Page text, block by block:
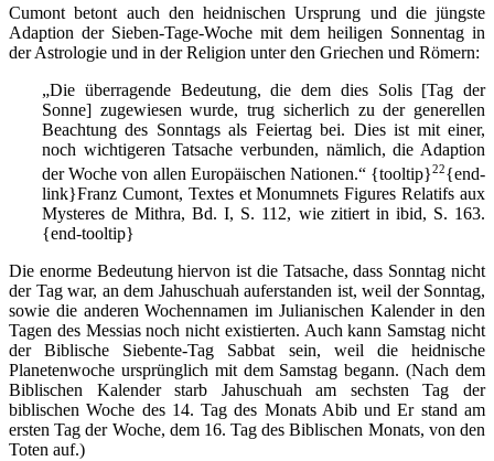
Cumont betont auch den heidnischen Ursprung und die jüngste
Adaption der Sieben-Tage-Woche mit dem heiligen Sonnentag in
der Astrologie und in der Religion unter den Griechen und Römern:
„Die überragende Bedeutung, die dem dies Solis [Tag der
Sonne] zugewiesen wurde, trug sicherlich zu der generellen
Beachtung des Sonntags als Feiertag bei. Dies ist mit einer,
noch wichtigeren Tatsache verbunden, nämlich, die Adaption
der Woche von allen Europäischen Nationen.“ {tooltip}22{end-
link}Franz Cumont, Textes et Monumnets Figures Relatifs aux
Mysteres de Mithra, Bd. I, S. 112, wie zitiert in ibid, S. 163.
{end-tooltip}
Die enorme Bedeutung hiervon ist die Tatsache, dass Sonntag nicht
der Tag war, an dem Jahuschuah auferstanden ist, weil der Sonntag,
sowie die anderen Wochennamen im Julianischen Kalender in den
Tagen des Messias noch nicht existierten. Auch kann Samstag nicht
der Biblische Siebente-Tag Sabbat sein, weil die heidnische
Planetenwoche ursprünglich mit dem Samstag begann. (Nach dem
Biblischen Kalender starb Jahuschuah am sechsten Tag der
biblischen Woche des 14. Tag des Monats Abib und Er stand am
ersten Tag der Woche, dem 16. Tag des Biblischen Monats, von den
Toten auf.)